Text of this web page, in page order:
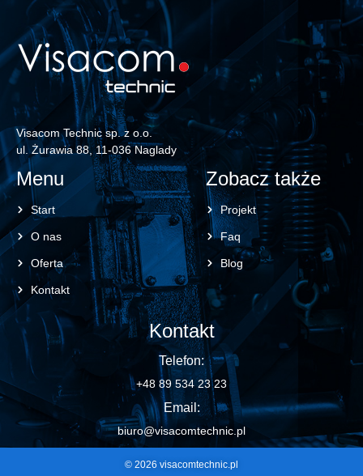
Visacom Technic sp. z o.o.
ul. Żurawia 88, 11-036 Naglady
Menu
Start
O nas
Oferta
Kontakt
Zobacz także
Projekt
Faq
Blog
Kontakt
Telefon:
+48 89 534 23 23
Email:
biuro@visacomtechnic.pl
© 2026 visacomtechnic.pl